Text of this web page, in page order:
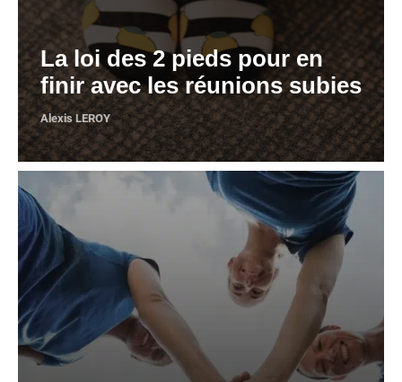
La loi des 2 pieds pour en
finir avec les réunions subies
Alexis LEROY